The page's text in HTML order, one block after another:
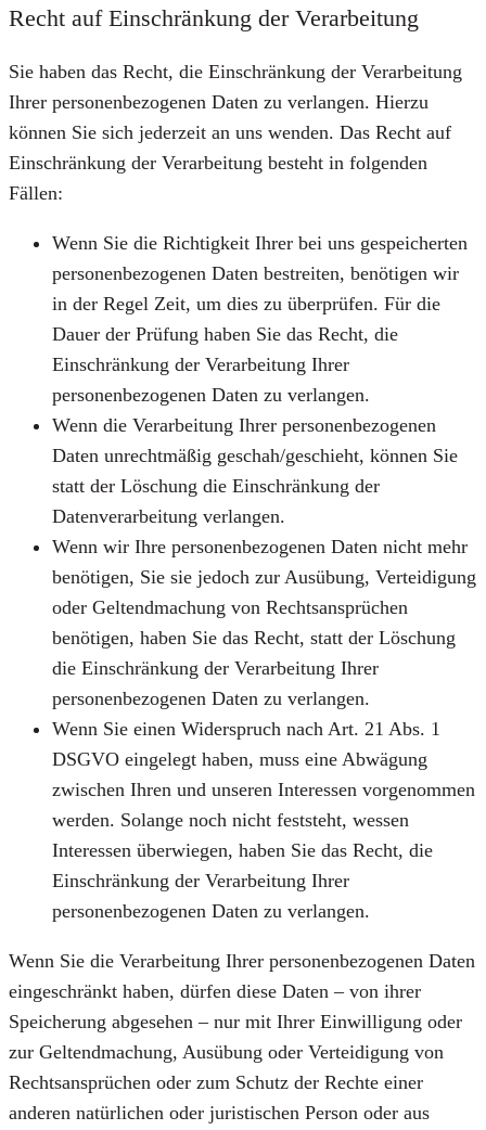
Recht auf Einschränkung der Verarbeitung
Sie haben das Recht, die Einschränkung der Verarbeitung
Ihrer personenbezogenen Daten zu verlangen. Hierzu
können Sie sich jederzeit an uns wenden. Das Recht auf
Einschränkung der Verarbeitung besteht in folgenden
Fällen:
Wenn Sie die Richtigkeit Ihrer bei uns gespeicherten
personenbezogenen Daten bestreiten, benötigen wir
in der Regel Zeit, um dies zu überprüfen. Für die
Dauer der Prüfung haben Sie das Recht, die
Einschränkung der Verarbeitung Ihrer
personenbezogenen Daten zu verlangen.
Wenn die Verarbeitung Ihrer personenbezogenen
Daten unrechtmäßig geschah/geschieht, können Sie
statt der Löschung die Einschränkung der
Datenverarbeitung verlangen.
Wenn wir Ihre personenbezogenen Daten nicht mehr
benötigen, Sie sie jedoch zur Ausübung, Verteidigung
oder Geltendmachung von Rechtsansprüchen
benötigen, haben Sie das Recht, statt der Löschung
die Einschränkung der Verarbeitung Ihrer
personenbezogenen Daten zu verlangen.
Wenn Sie einen Widerspruch nach Art. 21 Abs. 1
DSGVO eingelegt haben, muss eine Abwägung
zwischen Ihren und unseren Interessen vorgenommen
werden. Solange noch nicht feststeht, wessen
Interessen überwiegen, haben Sie das Recht, die
Einschränkung der Verarbeitung Ihrer
personenbezogenen Daten zu verlangen.
Wenn Sie die Verarbeitung Ihrer personenbezogenen Daten
eingeschränkt haben, dürfen diese Daten – von ihrer
Speicherung abgesehen – nur mit Ihrer Einwilligung oder
zur Geltendmachung, Ausübung oder Verteidigung von
Rechtsansprüchen oder zum Schutz der Rechte einer
anderen natürlichen oder juristischen Person oder aus